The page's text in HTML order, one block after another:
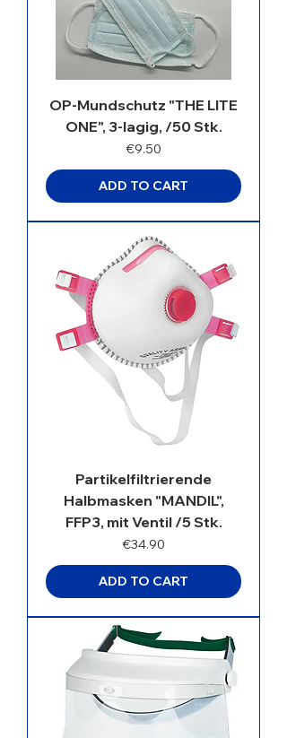
OP-Mundschutz "THE LITE
ONE", 3-lagig, /50 Stk.
Price
€9.50
ADD TO CART
Partikelfiltrierende
Halbmasken "MANDIL",
FFP3, mit Ventil /5 Stk.
Price
€34.90
ADD TO CART